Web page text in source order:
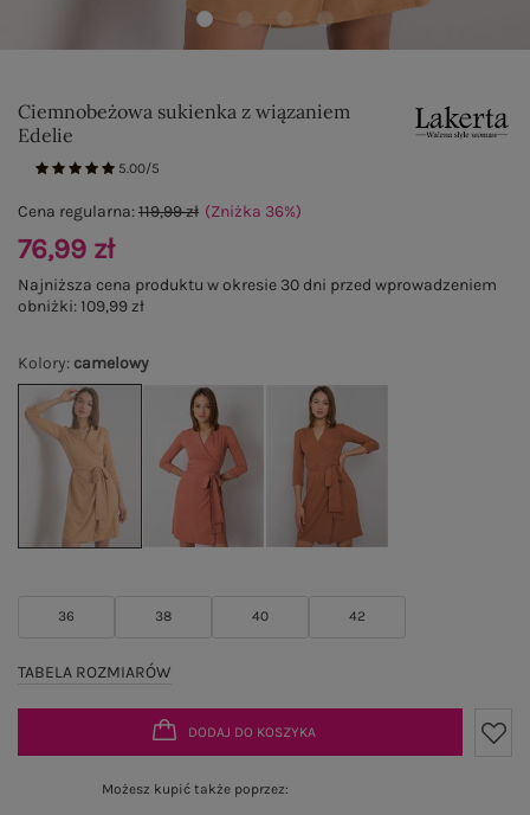
Ciemnobeżowa sukienka z wiązaniem
Edelie
5.00/5
Kolory: camelowy
36 38 40 42
TABELA ROZMIARÓW
Cena regularna:119,99 zł (Zniżka 36%)
76,99 zł
Najniższa cena produktu w okresie 30 dni przed wprowadzeniem
obniżki:109,99 zł
DODAJ DO KOSZYKA
Możesz kupić także poprzez: